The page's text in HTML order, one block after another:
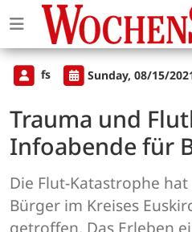
fs Sunday, 08/15/
Trauma und
Infoabende für
Die Flut-Katastrophe
Bürger im Kreises